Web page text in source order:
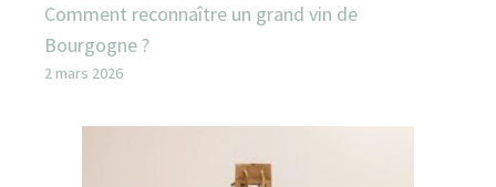
Comment reconnaître un grand vin de
Bourgogne ?
2 mars 2026